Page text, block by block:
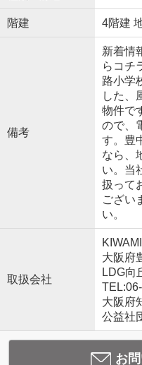
階建 4階建
備考
新着情
らコチ
路小学
した、
物件で
ので、
す。豊
なら、
い。当
扱って
ござい
い。
取扱会社
大阪府
LDG向
大阪府
公益社
お